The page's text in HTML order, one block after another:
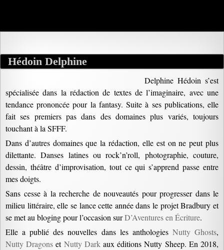
Hédoin Delphine
Delphine Hédoin s’est
spécialisée dans la rédaction de textes de l’imaginaire, avec une
tendance prononcée pour la fantasy. Suite à ses publications, elle
fait ses premiers pas dans des domaines plus variés, toujours
touchant à la SFFF.
Dans d’autres domaines que la rédaction, elle est on ne peut plus
dilettante. Danses latines ou rock’n’roll, photographie, couture,
dessin, théâtre d’improvisation, tout ce qui s’apprend passe entre
mes doigts.
Sans cesse à la recherche de nouveautés pour progresser dans le
milieu littéraire, elle se lance cette année dans le projet Bradbury et
se met au bloging pour l’occasion surD’Aventures en Écriture.
Elle a publié des nouvelles dans les anthologies Nutty Ghosts,
Nutty Dragons et Nutty Darkaux éditions Nutty Sheep. En 2018,